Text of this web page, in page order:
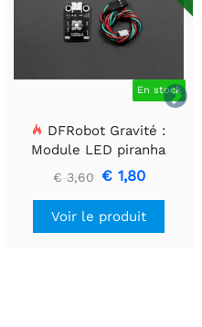

En stock
DFRobot Gravité :
Module LED piranha
numérique - Bleu
€ 3,60 € 1,80
Voir le produit